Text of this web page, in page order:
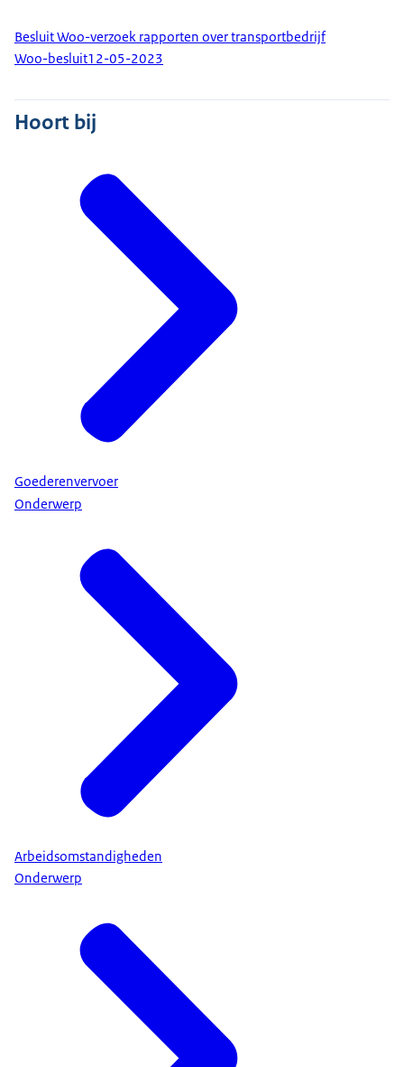
Besluit Woo-verzoek rapporten over transportbedrijf
Woo-besluit12-05-2023
Hoort bij
Goederenvervoer
Onderwerp
Arbeidsomstandigheden
Onderwerp